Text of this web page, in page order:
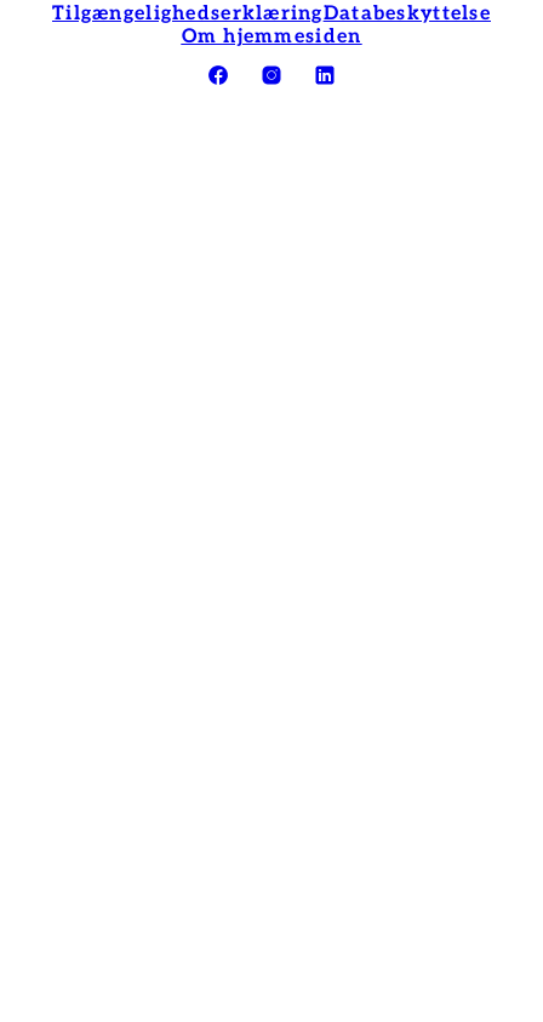
TilgængelighedserklæringDatabeskyttelse
Om hjemmesiden